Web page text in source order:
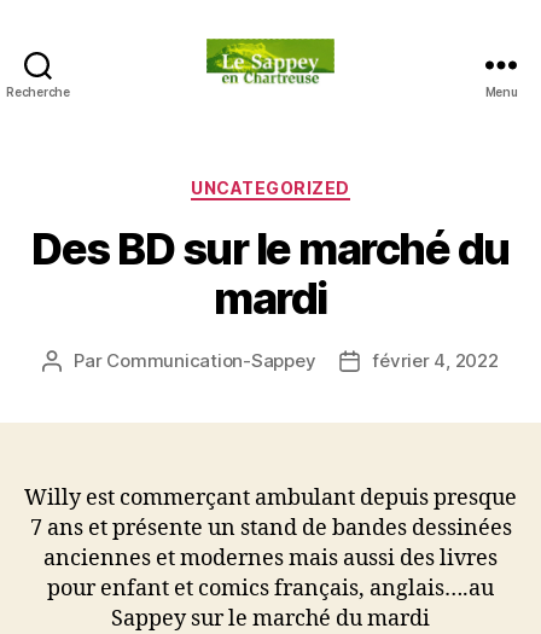
Recherche
en
Chartreuse
Menu
Catégories
UNCATEGORIZED
Des BD sur le marché du
mardi
Auteur
Par Communication-Sappey
Datefévrier 4, 2022
Willy est commerçant ambulant depuis presque
7 ans et présente un stand de bandes dessinées
anciennes et modernes mais aussi des livres
pour enfant et comics français, anglais….au
Sappey sur le marché du mardi